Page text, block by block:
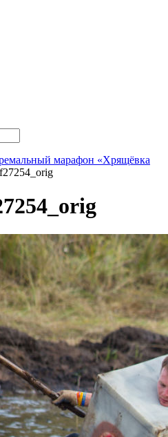
марафон «Хрящёвка